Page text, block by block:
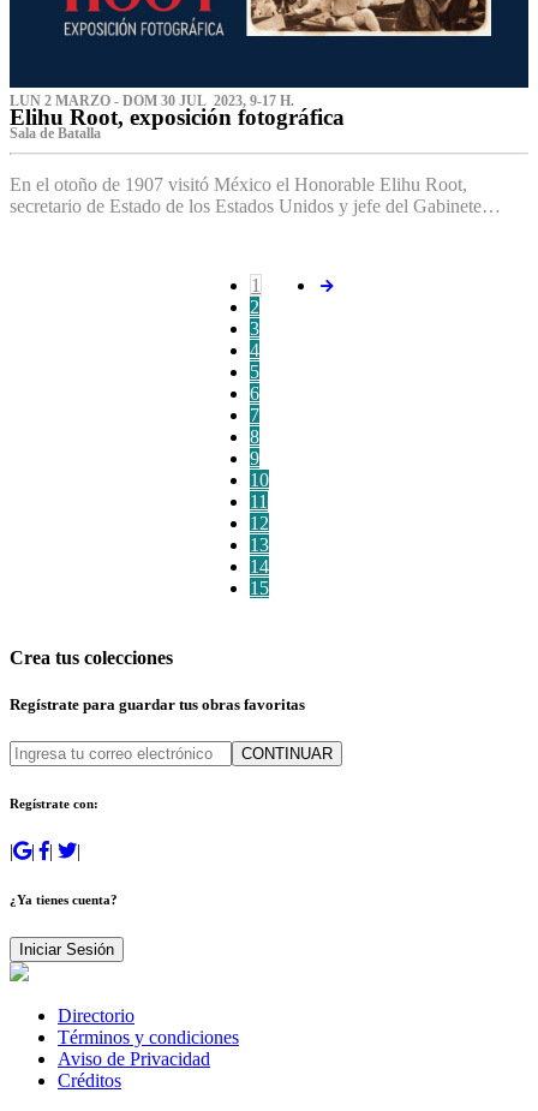
LUN 2 MARZO - DOM 30 JUL 2023, 9-17 H.
Elihu Root, exposición fotográfica
Sala de Batalla
En el otoño de 1907 visitó México el Honorable Elihu Root,
secretario de Estado de los Estados Unidos y jefe del Gabinete…
1
2
3
4
5
6
7
8
9
10
11
12
13
14
15
Crea tus colecciones
Regístrate para guardar tus obras favoritas
CONTINUAR
Regístrate con:
| | | |
¿Ya tienes cuenta?
Iniciar Sesión
Directorio
Términos y condiciones
Aviso de Privacidad
Créditos